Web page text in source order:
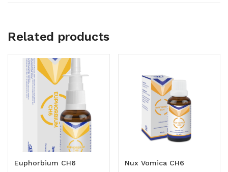
Related products
Euphorbium CH6
Nux Vomica CH6